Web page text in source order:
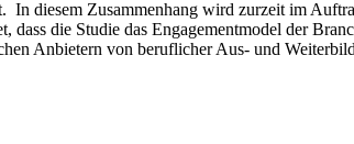
diesem Zusammenhang wird zurzeit im
die Studie das Engagementmodel der
Anbietern von beruflicher Aus- und